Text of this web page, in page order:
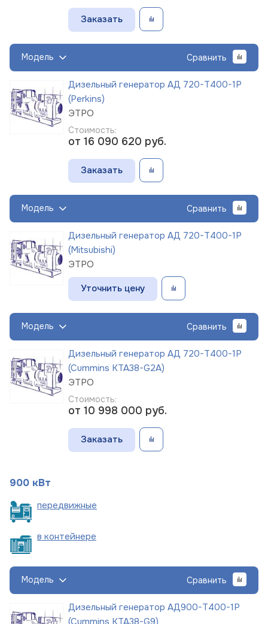
Заказать
Модель Сравнить
Дизельный генератор АД 720-Т400-1Р
(Perkins)
ЭТРО
Стоимость:
от 16 090 620 руб.
Заказать
Модель Сравнить
Дизельный генератор АД 720-Т400-1Р
(Mitsubishi)
ЭТРО
Уточнить цену
Модель Сравнить
Дизельный генератор АД 720-Т400-1Р
(Cummins KTA38-G2A)
ЭТРО
Стоимость:
от 10 998 000 руб.
Заказать
900 кВт
передвижные
в контейнере
Модель Сравнить
Дизельный генератор АД900-Т400-1Р
(Cummins KTA38-G9)